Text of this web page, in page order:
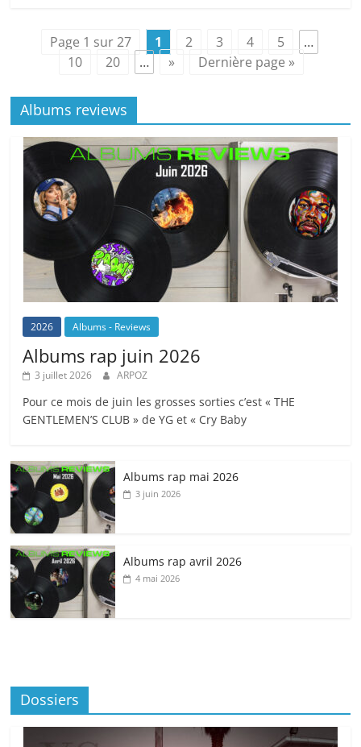
Page 1 sur 27 1 2 3 4 5
…
10
20 … » Dernière page »
Albums reviews
2026 Albums - Reviews
Albums rap juin 2026
3 juillet 2026 ARPOZ
Pour ce mois de juin les grosses sorties c’est « THE
GENTLEMEN’S CLUB » de YG et « Cry Baby
Albums rap mai 2026
3 juin 2026
Albums rap avril 2026
4 mai 2026
Dossiers